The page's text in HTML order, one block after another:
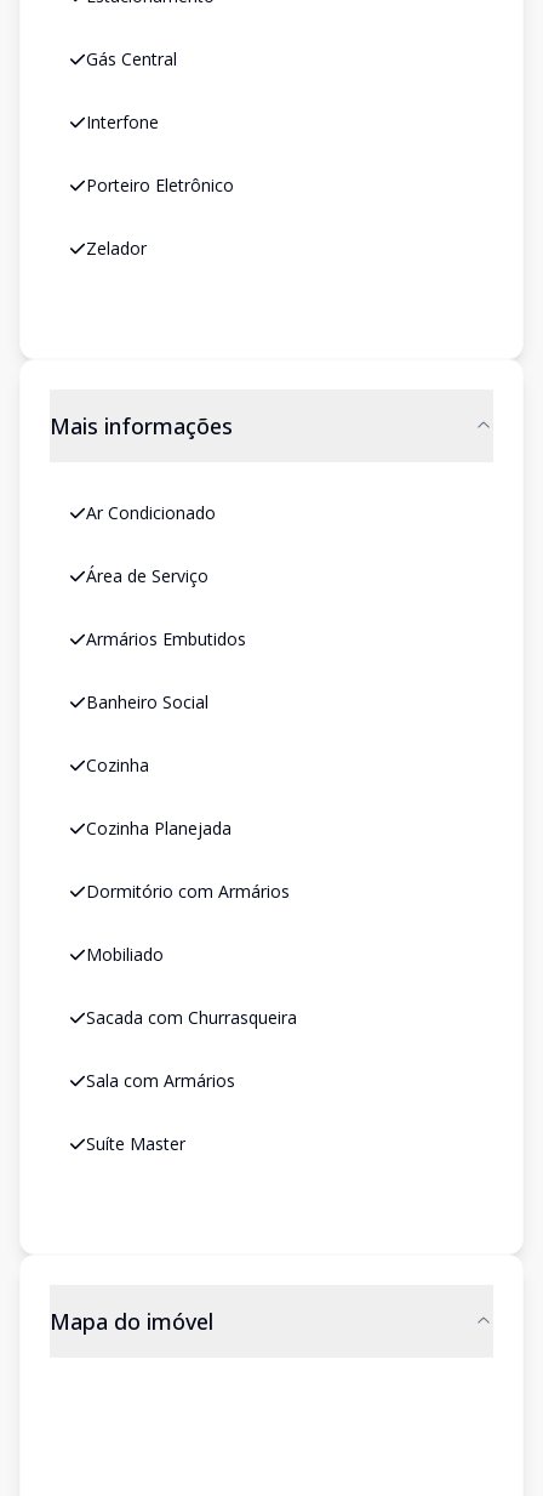
Gás Central
Interfone
Porteiro Eletrônico
Zelador
Mais informações
Ar Condicionado
Área de Serviço
Armários Embutidos
Banheiro Social
Cozinha
Cozinha Planejada
Dormitório com Armários
Mobiliado
Sacada com Churrasqueira
Sala com Armários
Suíte Master
Mapa do imóvel